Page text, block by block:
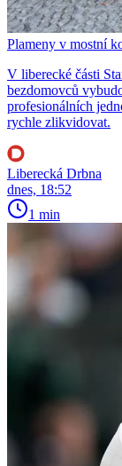
Plameny v mostní
V liberecké části
bezdomovců
profesionálních
rychle zlikvidovat.
Liberecká Drbna
dnes, 18:52
1 min